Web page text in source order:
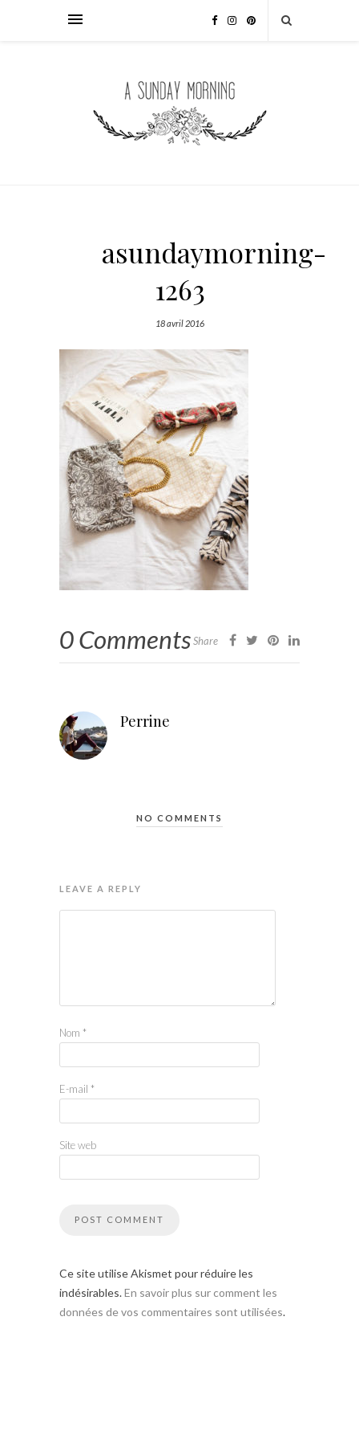
asundaymorning-
1263
18 avril 2016
0 CommentsShare
Perrine
NO COMMENTS
LEAVE A REPLY
Nom *
E-mail *
Site web
Ce site utilise Akismet pour réduire les
indésirables.En savoir plus sur comment les
données de vos commentaires sont utilisées.